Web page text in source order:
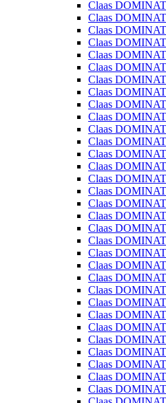
Claas
Claas
Claas
Claas
Claas
Claas
Claas
Claas
Claas
Claas
Claas
Claas
Claas
Claas
Claas
Claas
Claas
Claas
Claas
Claas
Claas
Claas
Claas
Claas
Claas
Claas
Claas
Claas
Claas
Claas
Claas
Claas